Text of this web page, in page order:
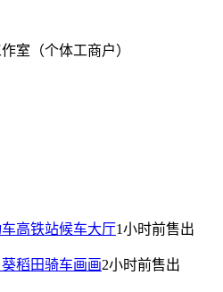
室（个体工商户）
高铁站候车大厅1小时前售出
稻田骑车画画2小时前售出